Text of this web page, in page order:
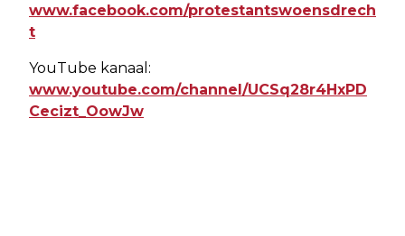
www.facebook.com/protestantswoensdrech
t
YouTube kanaal:
www.youtube.com/channel/UCSq28r4HxPD
Cecizt_OowJw